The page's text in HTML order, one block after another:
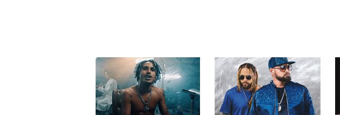
Conheça o trabalho das pessoas em quem você pode se
cantar junto, aprender a letra,